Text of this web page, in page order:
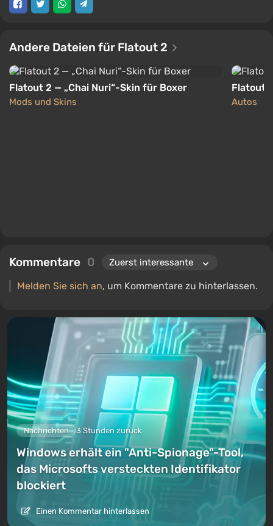
Andere Dateien für Flatout 2
Flatout 2 — „Chai Nuri“-Skin für Boxer
Mods und Skins
Flatout
Autos
Kommentare 0
Melden Sie sich an, um Kommentare zu hinterlassen.
Nachrichten 3 Stunden zurück
Windows erhält ein "Anti-Spionage"-Tool,
das Microsofts versteckten Identifikator
blockiert
Einen Kommentar hinterlassen